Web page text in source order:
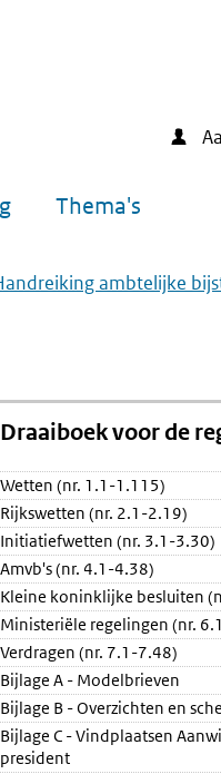
Thema's
ambtelijke
Draaiboek voor de
Wetten (nr. 1.1-1.115)
Rijkswetten (nr. 2.1-2.19)
Initiatiefwetten (nr. 3.1-3.30)
Amvb's (nr. 4.1-4.38)
Kleine koninklijke besluiten
Ministeriële regelingen (nr.
Verdragen (nr. 7.1-7.48)
Bijlage A - Modelbrieven
Bijlage B - Overzichten en
Bijlage C - Vindplaatsen
president